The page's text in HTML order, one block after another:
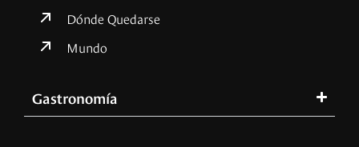
Dónde Quedarse
Mundo
Gastronomía